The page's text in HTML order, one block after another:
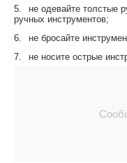
5.
не одевайте толстые
ручных инструментов;
6.
не бросайте
7.
не носите острые